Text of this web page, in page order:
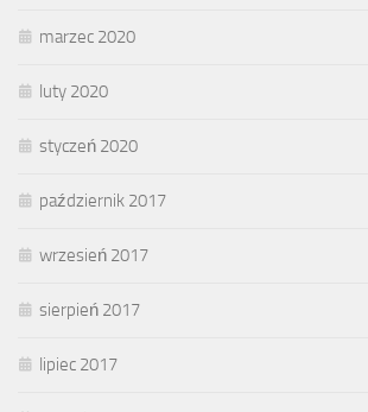
marzec 2020
luty 2020
styczeń 2020
październik 2017
wrzesień 2017
sierpień 2017
lipiec 2017